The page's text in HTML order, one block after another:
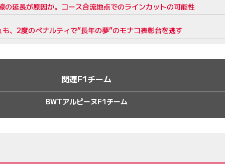
延長が原因か。コース合流地点でのラインカットの可能性
、2度のペナルティで“長年の夢”のモナコ表彰台を逃す
関連F1チーム
BWTアルピーヌF1チーム